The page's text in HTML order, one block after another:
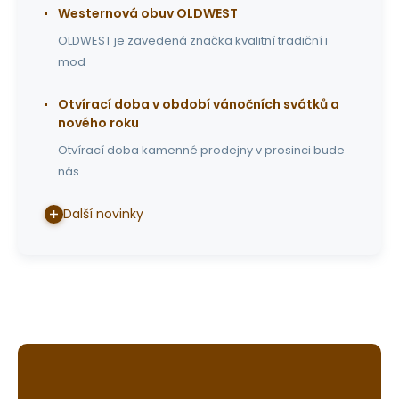
Westernová obuv OLDWEST
OLDWEST je zavedená značka kvalitní tradiční i
mod
Otvírací doba v období vánočních svátků a
nového roku
Otvírací doba kamenné prodejny v prosinci bude
nás
Další novinky